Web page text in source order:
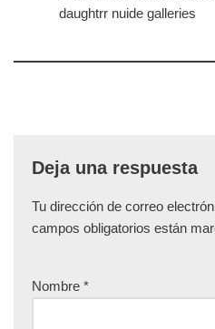
daughtrr nuide galleries
Deja una respuesta
Tu dirección de correo
campos obligatorios están
Nombre *